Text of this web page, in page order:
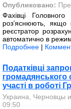
Опубликовано:
Фахівці
роз’яснюють, якщо
реєстратор
автоматично в
Подробнее |
Податківці
громадянського
участі в роботі
Украина, Черновцы
09:50